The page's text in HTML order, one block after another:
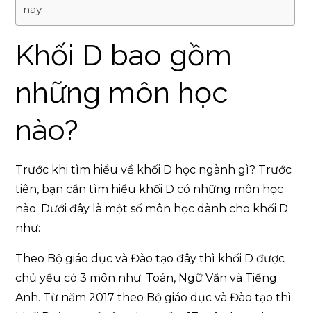
nay
Khối D bao gồm
những môn học
nào?
Trước khi tìm hiểu về khối D học ngành gì? Trước
tiên, bạn cần tìm hiểu khối D có những môn học
nào. Dưới đây là một số môn học dành cho khối D
như:
Theo Bộ giáo dục và Đào tạo đây thì khối D được
chủ yếu có 3 môn như: Toán, Ngữ Văn và Tiếng
Anh. Từ năm 2017 theo Bộ giáo dục và Đào tạo thì